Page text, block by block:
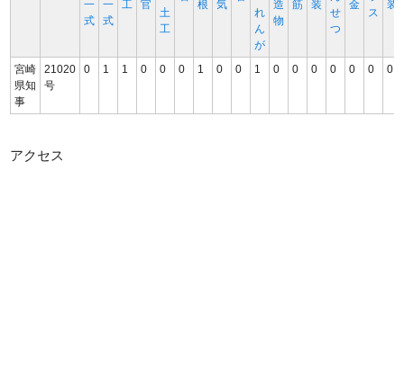
一
式
一
式
工
官
土
工
根
気
れ
ん
が
造
物
筋
装
せ
つ
金
ス
装
宮崎
県知
事
21020
号
0 1 1 0 0 0 1 0 0 1 0 0 0 0 0 0 0
アクセス